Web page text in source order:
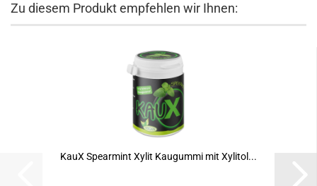
Zu diesem Produkt empfehlen wir Ihnen:
KauX Spearmint Xylit Kaugummi mit Xylitol...